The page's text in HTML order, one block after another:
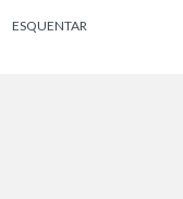
ESQUENTAR